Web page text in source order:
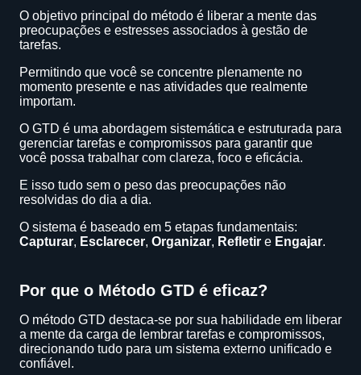
O objetivo principal do método é liberar a mente das
preocupações e estresses associados à gestão de
tarefas.
Permitindo que você se concentre plenamente no
momento presente e nas atividades que realmente
importam.
O GTD é uma abordagem sistemática e estruturada para
gerenciar tarefas e compromissos para garantir que
você possa trabalhar com clareza, foco e eficácia.
E isso tudo sem o peso das preocupações não
resolvidas do dia a dia.
O sistema é baseado em 5 etapas fundamentais:
Capturar, Esclarecer, Organizar, Refletir e Engajar.
Por que o Método GTD é eficaz?
O método GTD destaca-se por sua habilidade em liberar
a mente da carga de lembrar tarefas e compromissos,
direcionando tudo para um sistema externo unificado e
confiável.